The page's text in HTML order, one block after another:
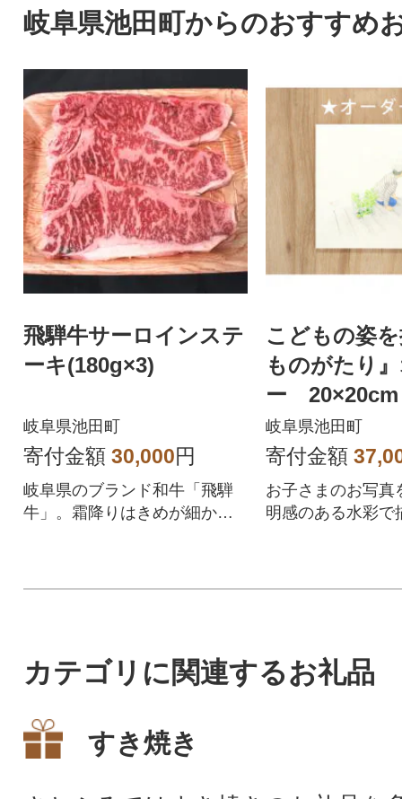
岐阜県池田町からのおすすめ
飛騨牛サーロインステ
ーキ(180g×3)
岐阜県池田町
寄付金額 30,000円
岐阜県のブランド和牛「飛騨
牛」。霜降りはきめが細か
こどもの姿
ものがたり
ー 20×20cm
岐阜県池田町
寄付金額
お子さまのお写真
明感のある水彩で
カテゴリに関連するお礼品
すき焼き